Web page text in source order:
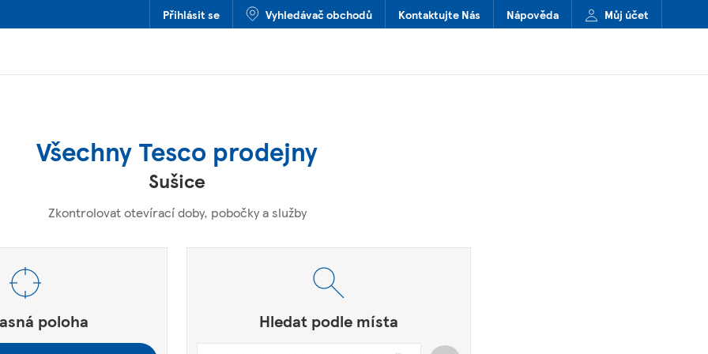
Přihlásit se Vyhledávač obchodů Kontaktujte Nás Nápověda Můj účet
Všechny Tesco prodejny
Sušice
Zkontrolovat otevírací doby, pobočky a služby
poloha Hledat podle místa